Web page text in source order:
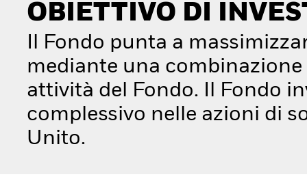
OBIETTIVO DI
Il Fondo punta a
mediante una
attività del Fondo. Il Fondo
complessivo nelle azioni di
Unito.